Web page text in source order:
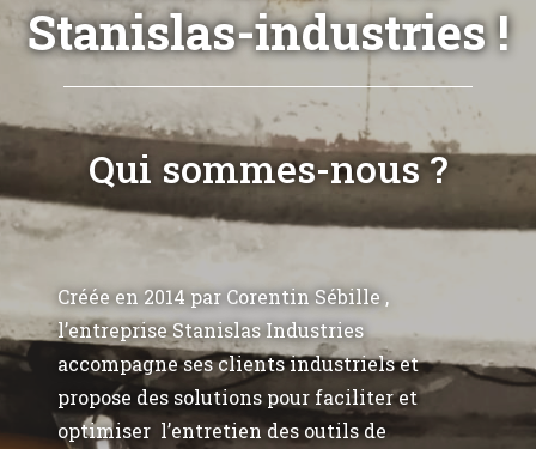
Stanislas-industries !
Qui sommes-nous ?
Créée en 2014 par Corentin Sébille ,
l’entreprise Stanislas Industries
accompagne ses clients industriels et
propose des solutions pour faciliter et
optimiser l’entretien des outils de